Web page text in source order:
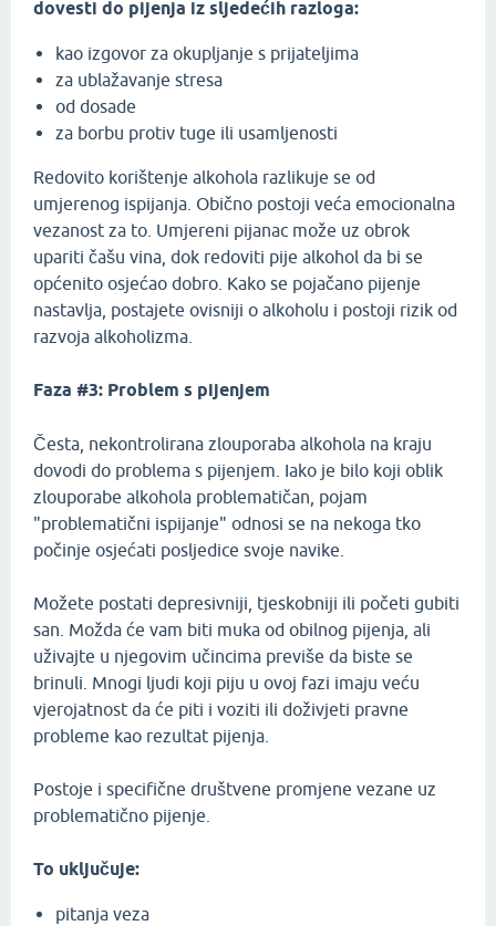
dovesti do pijenja iz sljedećih razloga:
kao izgovor za okupljanje s prijateljima
za ublažavanje stresa
od dosade
za borbu protiv tuge ili usamljenosti
Redovito korištenje alkohola razlikuje se od
umjerenog ispijanja. Obično postoji veća emocionalna
vezanost za to. Umjereni pijanac može uz obrok
upariti čašu vina, dok redoviti pije alkohol da bi se
općenito osjećao dobro. Kako se pojačano pijenje
nastavlja, postajete ovisniji o alkoholu i postoji rizik od
razvoja alkoholizma.
Faza #3: Problem s pijenjem
Česta, nekontrolirana zlouporaba alkohola na kraju
dovodi do problema s pijenjem. Iako je bilo koji oblik
zlouporabe alkohola problematičan, pojam
"problematični ispijanje" odnosi se na nekoga tko
počinje osjećati posljedice svoje navike.
Možete postati depresivniji, tjeskobniji ili početi gubiti
san. Možda će vam biti muka od obilnog pijenja, ali
uživajte u njegovim učincima previše da biste se
brinuli. Mnogi ljudi koji piju u ovoj fazi imaju veću
vjerojatnost da će piti i voziti ili doživjeti pravne
probleme kao rezultat pijenja.
Postoje i specifične društvene promjene vezane uz
problematično pijenje.
To uključuje:
pitanja veza